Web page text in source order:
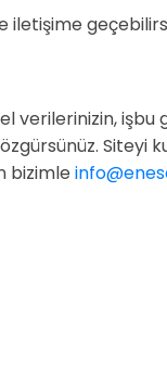
iletişime
verilerinizin, işbu
Siteyi
bizimle